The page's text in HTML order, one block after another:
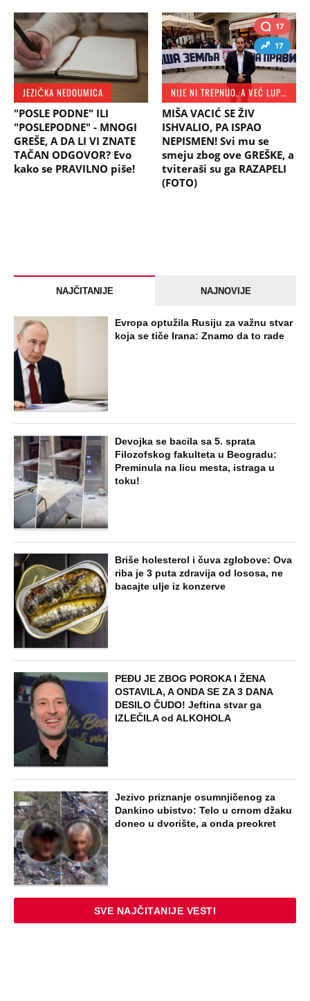
JEZIČKA NEDOUMICA
"POSLE PODNE" ILI
"POSLEPODNE" - MNOGI
GREŠE, A DA LI VI ZNATE
TAČAN ODGOVOR? Evo
kako se PRAVILNO piše!
17
17
NIJE NI TREPNUO, A VEĆ LUPIO
MIŠA VACIĆ SE ŽIV
ISHVALIO, PA ISPAO
NEPISMEN! Svi mu se
smeju zbog ove GREŠKE, a
tviteraši su ga RAZAPELI
(FOTO)
NAJČITANIJE NAJNOVIJE
Evropa optužila Rusiju za važnu stvar
koja se tiče Irana: Znamo da to rade
Devojka se bacila sa 5. sprata
Filozofskog fakulteta u Beogradu:
Preminula na licu mesta, istraga u
toku!
Briše holesterol i čuva zglobove: Ova
riba je 3 puta zdravija od lososa, ne
bacajte ulje iz konzerve
PEĐU JE ZBOG POROKA I ŽENA
OSTAVILA, A ONDA SE ZA 3 DANA
DESILO ČUDO! Jeftina stvar ga
IZLEČILA od ALKOHOLA
Jezivo priznanje osumnjičenog za
Dankino ubistvo: Telo u crnom džaku
doneo u dvorište, a onda preokret
SVE NAJČITANIJE VESTI